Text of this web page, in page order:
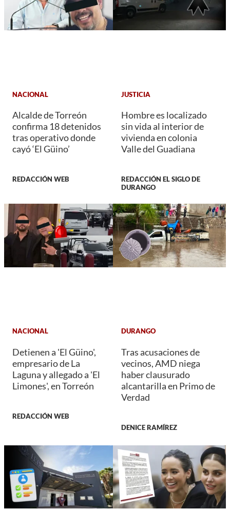
NACIONAL
Alcalde de Torreón
confirma 18 detenidos
tras operativo donde
cayó ‘El Güino’
REDACCIÓN WEB
JUSTICIA
Hombre es localizado
sin vida al interior de
vivienda en colonia
Valle del Guadiana
REDACCIÓN EL SIGLO DE
DURANGO
NACIONAL
Detienen a 'El Güino',
empresario de La
Laguna y allegado a 'El
Limones', en Torreón
REDACCIÓN WEB
DURANGO
Tras acusaciones de
vecinos, AMD niega
haber clausurado
alcantarilla en Primo de
Verdad
DENICE RAMÍREZ